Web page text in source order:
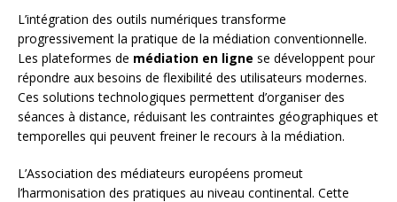
L’intégration des outils numériques transforme
progressivement la pratique de la médiation conventionnelle.
Les plateformes de médiation en ligne se développent pour
répondre aux besoins de flexibilité des utilisateurs modernes.
Ces solutions technologiques permettent d’organiser des
séances à distance, réduisant les contraintes géographiques et
temporelles qui peuvent freiner le recours à la médiation.
L’Association des médiateurs européens promeut
l’harmonisation des pratiques au niveau continental. Cette